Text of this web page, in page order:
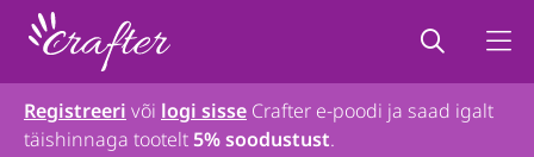
Registreeri või logi sisse Crafter e-poodi ja saad igalt
täishinnaga tootelt5% soodustust.